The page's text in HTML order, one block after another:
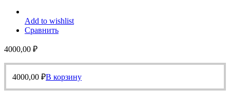
Add to wishlist
Сравнить
4000,00 ₽
4000,00 ₽В корзину